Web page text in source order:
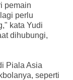
pemain
perlu
kata Yudi
dihubungi,
Piala Asia
seperti